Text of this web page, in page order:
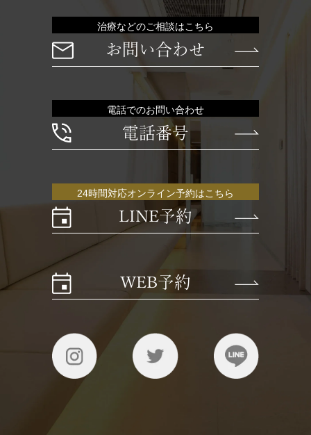
治療などのご相談はこちら
お問い合わせ
電話でのお問い合わせ
電話番号
24時間対応オンライン予約はこちら
LINE予約
WEB予約